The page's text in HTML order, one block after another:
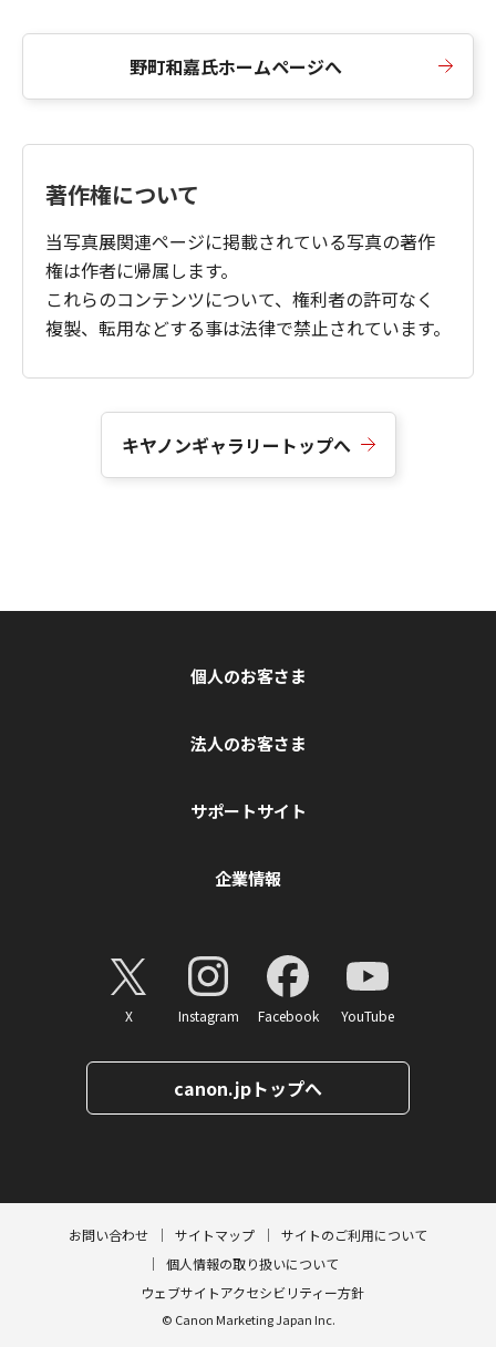
野町和嘉氏ホームページへ
著作権について
当写真展関連ページに掲載されている写真の著作
権は作者に帰属します。
これらのコンテンツについて、権利者の許可なく
複製、転用などする事は法律で禁止されています。
キヤノンギャラリートップへ
個人のお客さま
法人のお客さま
サポートサイト
企業情報
X Instagram Facebook YouTube
canon.jpトップへ
お問い合わせ サイトマップ
サイトのご利用について
個人情報の取り扱いについて
ウェブサイトアクセシビリティー方針
© Canon Marketing Japan Inc.